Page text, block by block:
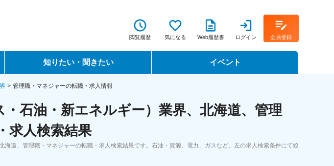
閲覧履歴 気になる Web履歴書 ログイン 会員登録
知りたい・聞きたい
転職ノウハウ
データで見る転職
コラム・インタビュー
イベント
転職フェア
管理職・マネジャーの転職・求人情報
石油・新エネルギー）業界、北海道、管理
求人検索結果
海道、管理職・マネジャーの転職・求人検索結果です。石油・資源、電力、ガスなど、左の求人検索条件にて絞